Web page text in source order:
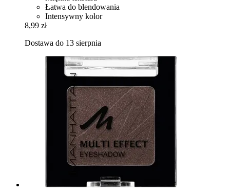
Łatwa do blendowania
Intensywny kolor
8,99 zł
Dostawa do 13 sierpnia